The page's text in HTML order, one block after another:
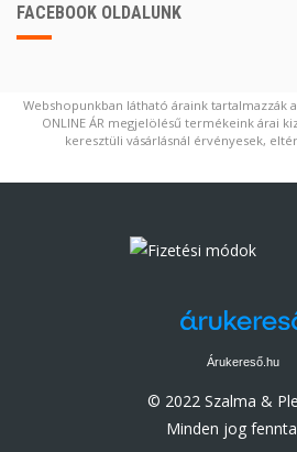
FACEBOOK OLDALUNK
Webshopunkban látható áraink tartalmazzák
ONLINE ÁR megjelölésű termékeink árai
keresztüli vásárlásnál érvényesek,
Árukereső.hu
© 2022 Szalma &
Minden jog